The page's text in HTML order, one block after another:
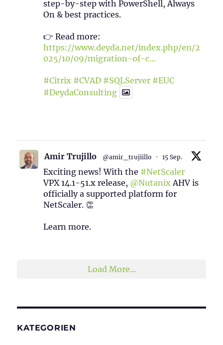
step-by-step with PowerShell, Always
On & best practices.
👉 Read more:
https://www.deyda.net/index.php/en/2
025/10/09/migration-of-c...
#Citrix #CVAD #SQLServer #EUC
#DeydaConsulting
Amir Trujillo @amir_trujiillo · 15 Sep.
Exciting news! With the #NetScaler
VPX 14.1-51.x release, @NutanixAHV is
officially a supported platform for
NetScaler. 👏
Learn more.
Load More...
KATEGORIEN